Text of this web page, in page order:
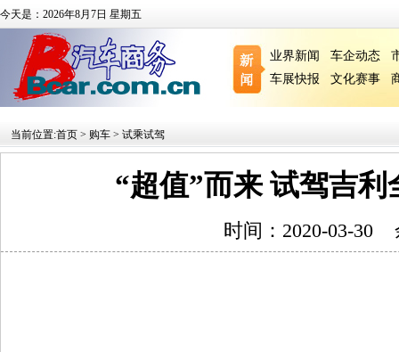
今天是：2026年8月7日 星期五
业界新闻 车企动态
车展快报
文化赛事
当前位置:首页 > 购车 > 试乘试驾
“超值”而来 试驾吉利
时间：2020-03-30